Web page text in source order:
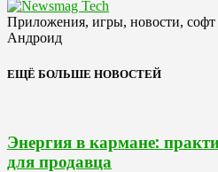
Приложения, игры, новости, софт
Андроид
ЕЩЁ БОЛЬШЕ НОВОСТЕЙ
Энергия в кармане:
для продавца